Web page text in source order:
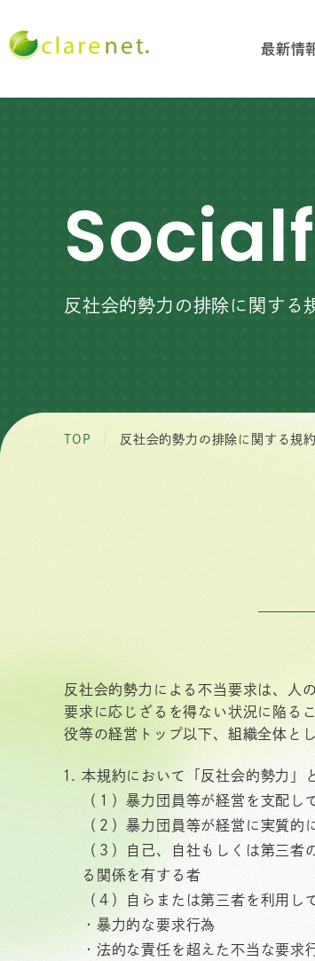
最新情
反社会的勢力の排除に関する
TOP 反社会的勢力の排除に関する規約
反社会的勢力による不当要求は、人
要求に応じざるを得ない状況に陥る
役等の経営トップ以下、組織全体と
本規約において「反社会的勢力」
（１）暴力団員等が経営を支配
（２）暴力団員等が経営に実質
（３）自己、自社もしくは第三
る関係を有する者
（４）自らまたは第三者を利用
・暴力的な要求行為
・法的な責任を超えた不当な要求